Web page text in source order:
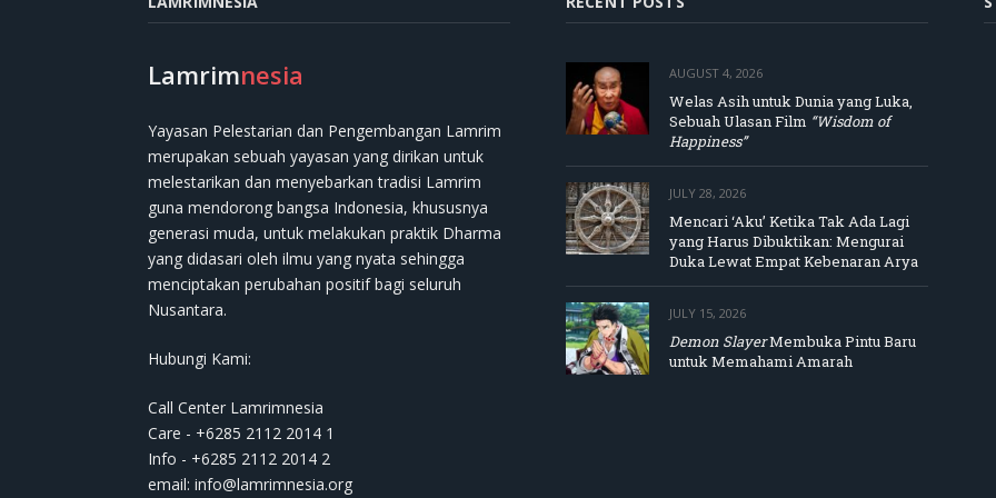
Lamrimnesia
Yayasan Pelestarian dan Pengembangan Lamrim
merupakan sebuah yayasan yang dirikan untuk
melestarikan dan menyebarkan tradisi Lamrim
guna mendorong bangsa Indonesia, khususnya
generasi muda, untuk melakukan praktik Dharma
yang didasari oleh ilmu yang nyata sehingga
menciptakan perubahan positif bagi seluruh
Nusantara.
Hubungi Kami:
Call Center Lamrimnesia
Care - +6285 2112 2014 1
Info - +6285 2112 2014 2
email: info@lamrimnesia.org
AUGUST 4, 2026
Welas Asih untuk Dunia yang Luka,
Sebuah Ulasan Film “Wisdom of
Happiness”
JULY 28, 2026
Mencari ‘Aku’ Ketika Tak Ada Lagi
yang Harus Dibuktikan: Mengurai
Duka Lewat Empat Kebenaran Arya
JULY 15, 2026
Demon SlayerMembuka Pintu Baru
untuk Memahami Amarah